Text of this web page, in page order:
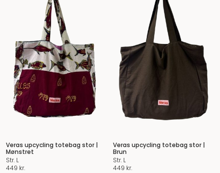
Veras upcycling totebag stor |
Mønstret
Str. L
449 kr.
Veras upcycling totebag stor |
Brun
Str. L
449 kr.